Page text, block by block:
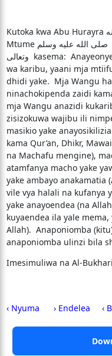
Kutoka kwa Abu Hurayra رضي الله عنه ambaye amesema kuwa
Mtume صلى الله عليه وسلم kasema: Allaah سبحانه
وتعالى kasema: Anayeonyesha uadui kwa Walii Wangu (rafiki
wa karibu, yaani mja
dhidi yake. Mja Wangu
ninachokipenda zaidi
mja Wangu anazidi
zisizokuwa wajibu ili
masikio yake
kama Qur’an, Dhikr,
na Machafu mengine),
atamfanya macho yake
yake ambayo anakamatia
vile vya halali na kufanya
yake anayoendea (na
kuyaendea ila yale
Allah). Anaponiomba
anaponiomba ulinzi bila
Imesimuliwa na Al-Bukhari
‹ Nyuma › Endelea ‹